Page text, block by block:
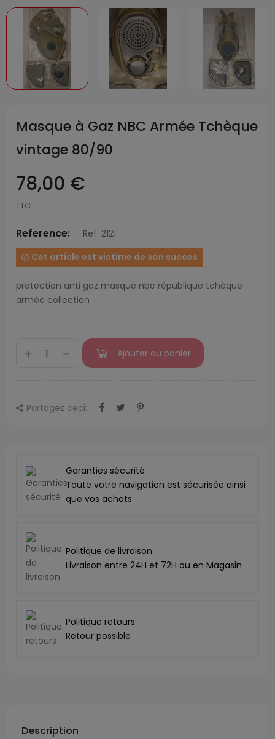
Masque à Gaz NBC Armée Tchèque
vintage 80/90
78,00 €
TTC
Reference: Ref. 2121
 Cet article est victime de son succes
protection anti gaz masque nbc république tchèque
armée collection
Ajouter au panier
Partagez ceci:
Garanties sécurité
Toute votre navigation est sécurisée ainsi
que vos achats
Politique de livraison
Livraison entre 24H et 72H ou en Magasin
Politique retours
Retour possible
Description